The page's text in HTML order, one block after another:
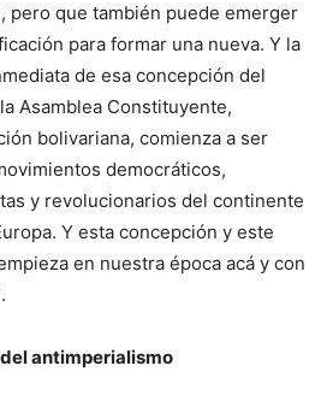
pero que también puede emerger
para formar una nueva. Y la
de esa concepción del
Asamblea Constituyente,
bolivariana, comienza a ser
democráticos,
y revolucionarios del continente
Y esta concepción y este
en nuestra época acá y con
antimperialismo